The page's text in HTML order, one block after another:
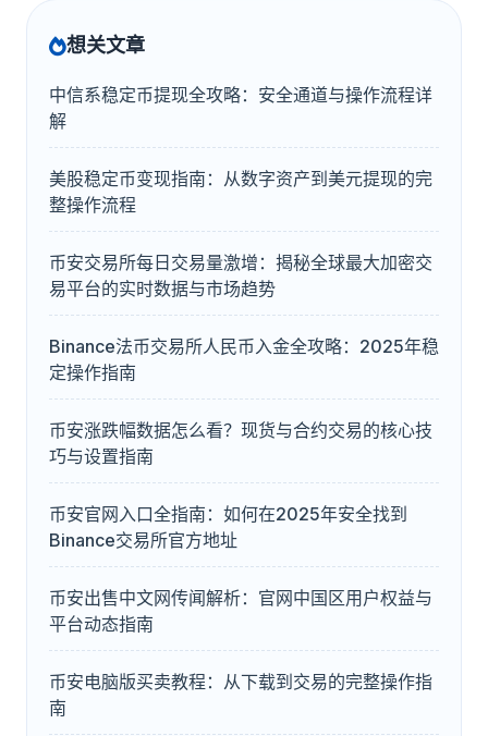
想关文章
中信系稳定币提现全攻略：安全通道与操作流程详
解
美股稳定币变现指南：从数字资产到美元提现的完
整操作流程
币安交易所每日交易量激增：揭秘全球最大加密交
易平台的实时数据与市场趋势
Binance法币交易所人民币入金全攻略：2025年稳
定操作指南
币安涨跌幅数据怎么看？现货与合约交易的核心技
巧与设置指南
币安官网入口全指南：如何在2025年安全找到
Binance交易所官方地址
币安出售中文网传闻解析：官网中国区用户权益与
平台动态指南
币安电脑版买卖教程：从下载到交易的完整操作指
南